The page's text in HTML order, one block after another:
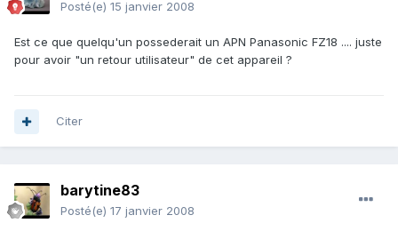
Posté(e) 15 janvier 2008
Est ce que quelqu'un possederait un APN Panasonic FZ18 .... juste
pour avoir "un retour utilisateur" de cet appareil ?
Citer
barytine83
Posté(e) 17 janvier 2008